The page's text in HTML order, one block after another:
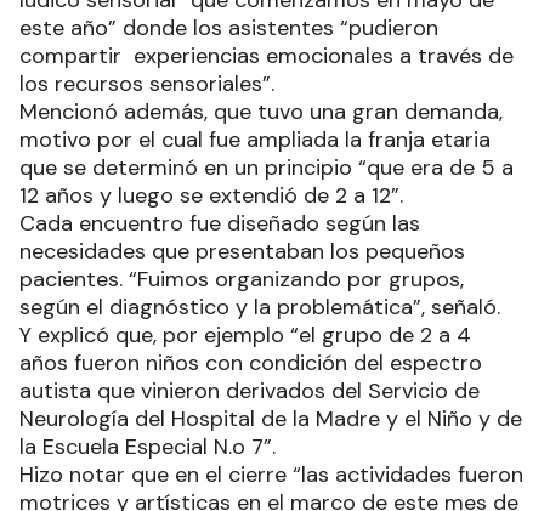
este año” donde los asistentes “pudieron
compartir experiencias emocionales a través de
los recursos sensoriales”.
Mencionó además, que tuvo una gran demanda,
motivo por el cual fue ampliada la franja etaria
que se determinó en un principio “que era de 5 a
12 años y luego se extendió de 2 a 12”.
Cada encuentro fue diseñado según las
necesidades que presentaban los pequeños
pacientes. “Fuimos organizando por grupos,
según el diagnóstico y la problemática”, señaló.
Y explicó que, por ejemplo “el grupo de 2 a 4
años fueron niños con condición del espectro
autista que vinieron derivados del Servicio de
Neurología del Hospital de la Madre y el Niño y de
la Escuela Especial N.o 7”.
Hizo notar que en el cierre “las actividades fueron
motrices y artísticas en el marco de este mes de